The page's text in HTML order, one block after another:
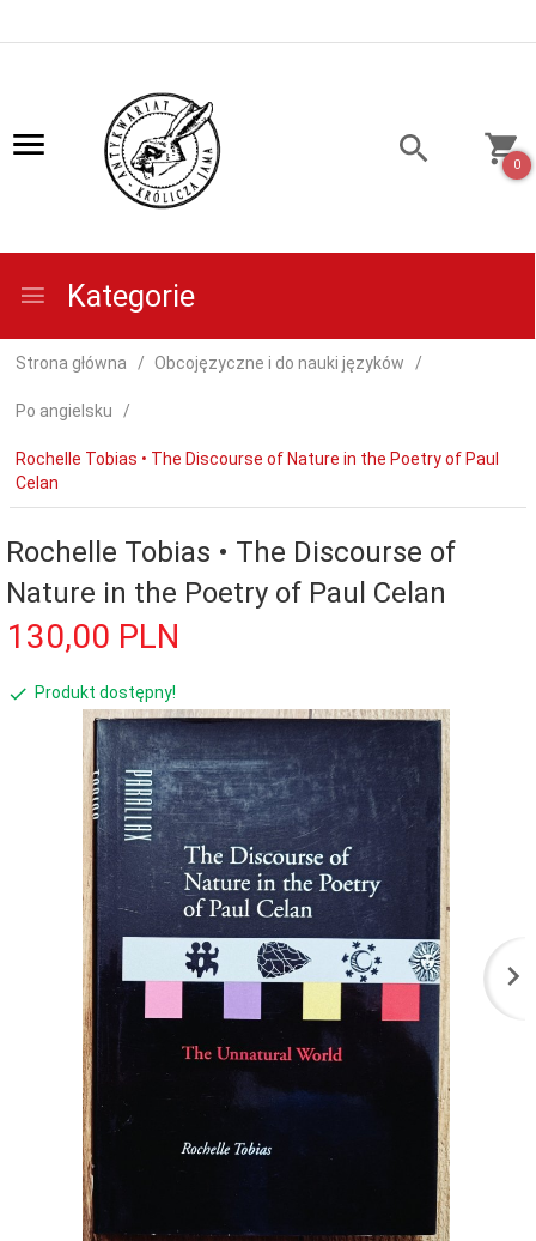
0
Kategorie
Strona główna Obcojęzyczne i do nauki języków
Po angielsku
Rochelle Tobias • The Discourse of Nature in the Poetry of Paul
Celan
Rochelle Tobias • The Discourse of
Nature in the Poetry of Paul Celan
130,00 PLN
Produkt dostępny!